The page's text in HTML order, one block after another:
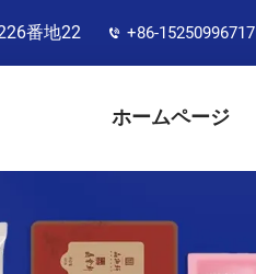
番地22 +86-15250996717
ホームページ